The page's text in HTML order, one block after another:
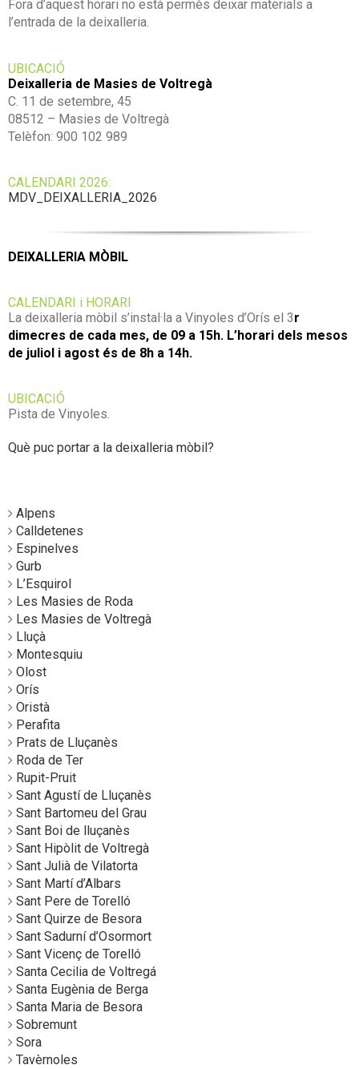
Fora d’aquest horari no està permès deixar materials a
l’entrada de la deixalleria.
UBICACIÓ
Deixalleria de Masies de Voltregà
C. 11 de setembre, 45
08512 – Masies de Voltregà
Telèfon: 900 102 989
CALENDARI 2026:
MDV_DEIXALLERIA_2026
DEIXALLERIA MÒBIL
CALENDARI i HORARI
La deixalleria mòbil s’instal·la a Vinyoles d’Orís el 3r
dimecres de cada mes, de 09 a 15h. L’horari dels mesos
de juliol i agost és de 8h a 14h.
UBICACIÓ
Pista de Vinyoles.
Què puc portar a la deixalleria mòbil?
Alpens
Calldetenes
Espinelves
Gurb
L’Esquirol
Les Masies de Roda
Les Masies de Voltregà
Lluçà
Montesquiu
Olost
Orís
Oristà
Perafita
Prats de Lluçanès
Roda de Ter
Rupit-Pruit
Sant Agustí de Lluçanès
Sant Bartomeu del Grau
Sant Boi de lluçanès
Sant Hipòlit de Voltregà
Sant Julià de Vilatorta
Sant Martí d’Albars
Sant Pere de Torelló
Sant Quirze de Besora
Sant Sadurní d’Osormort
Sant Vicenç de Torelló
Santa Cecilia de Voltregá
Santa Eugènia de Berga
Santa Maria de Besora
Sobremunt
Sora
Tavèrnoles